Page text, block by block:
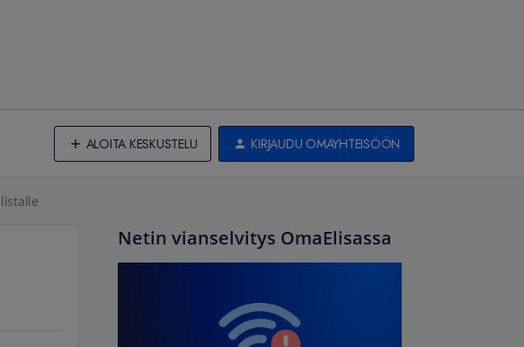
ALOITA KESKUSTELU KIRJAUDU OMAYHTEISÖÖN
Netin vianselvitys OmaElisassa